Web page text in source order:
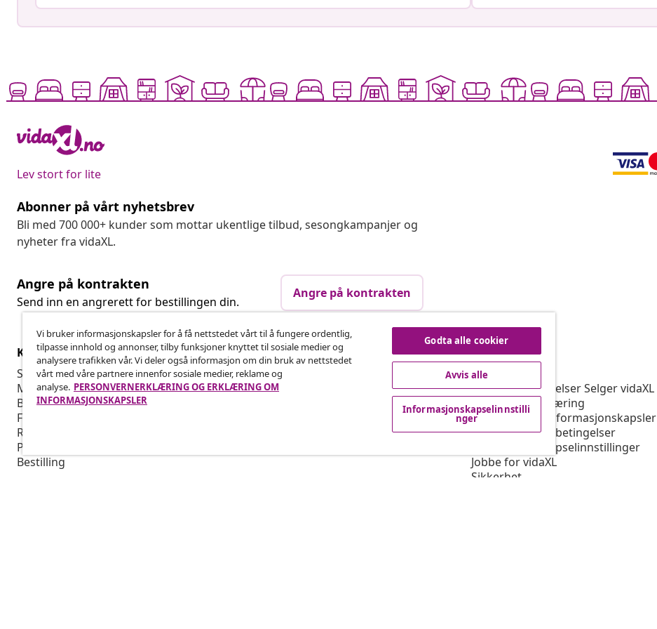
Lev stort for lite
Abonner på vårt nyhetsbrev
Bli med 700 000+ kunder som mottar ukentlige tilbud, sesongkampanjer og
nyheter fra vidaXL.
Angre på kontrakten
Send inn en angrerett for bestillingen din.
Angre på kontrakten
Kundeservice
Spor bestillingen din
Min konto
Betaling
Frakt og levering
Retur
Produktinformasjon
Bestilling
Bedrift
Tilknyttet program
Produksjon for vidaXL
vidaXL
Om vidaXL
Vilkår og betingelser Selger vidaXL
Personvernerklæring
Erklæring om informasjonskapsler
Prioriterte fraktbetingelser
Informasjonskapselinnstillinger
Jobbe for vidaXL
Sikkerhet
Vi bruker informasjonskapsler for å få nettstedet vårt til å fungere ordentlig,
tilpasse innhold og annonser, tilby funksjoner knyttet til sosiale medier og
analysere trafikken vår. Vi deler også informasjon om din bruk av nettstedet
vårt med våre partnere innenfor sosiale medier, reklame og
analyse. PERSONVERNERKLÆRING OG ERKLÆRING OM
INFORMASJONSKAPSLER
Godta alle cookier
Avvis alle
Informasjonskapselinnstilli
nger